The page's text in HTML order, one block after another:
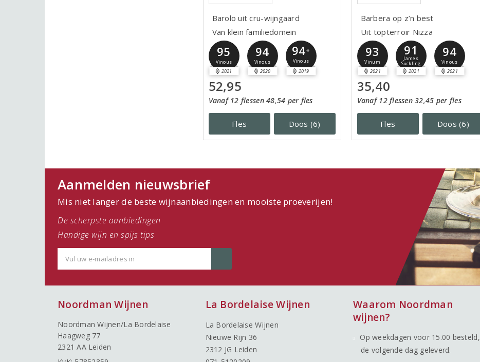
Barolo uit cru-wijngaard
Van klein familiedomein
95
Vinous
2021
94
Vinous
2020
94+
Vinous
2019
52,95
Vanaf 12 flessen 48,54 per fles
Fles Doos (6)
Barbera op z’n best
Uit topterroir Nizza
93
Vinum
2021
91
James
Suckling
2021
94
Vinous
2021
35,40
Vanaf 12 flessen 32,45 per fles
Fles Doos (6)
Aanmelden nieuwsbrief
Mis niet langer de beste wijnaanbiedingen en mooiste proeverijen!
De scherpste aanbiedingen
Handige wijn en spijs tips
Noordman Wijnen
Noordman Wijnen/La Bordelaise
Haagweg 77
2321 AA Leiden
La Bordelaise Wijnen
La Bordelaise Wijnen
Nieuwe Rijn 36
2312 JG Leiden
Waarom Noordman
wijnen?
Op weekdagen voor 15.00 besteld,
de volgende dag geleverd.